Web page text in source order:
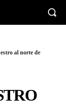
al norte de